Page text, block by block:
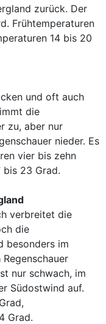
zurück. Der
Frühtemperaturen
14 bis 20
und oft auch
die
zu, aber nur
nieder. Es
vier bis zehn
bis 23 Grad.
verbreitet die
die
besonders im
nur schwach, im
Südostwind auf.
Grad.